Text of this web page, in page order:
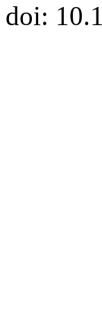
doi: